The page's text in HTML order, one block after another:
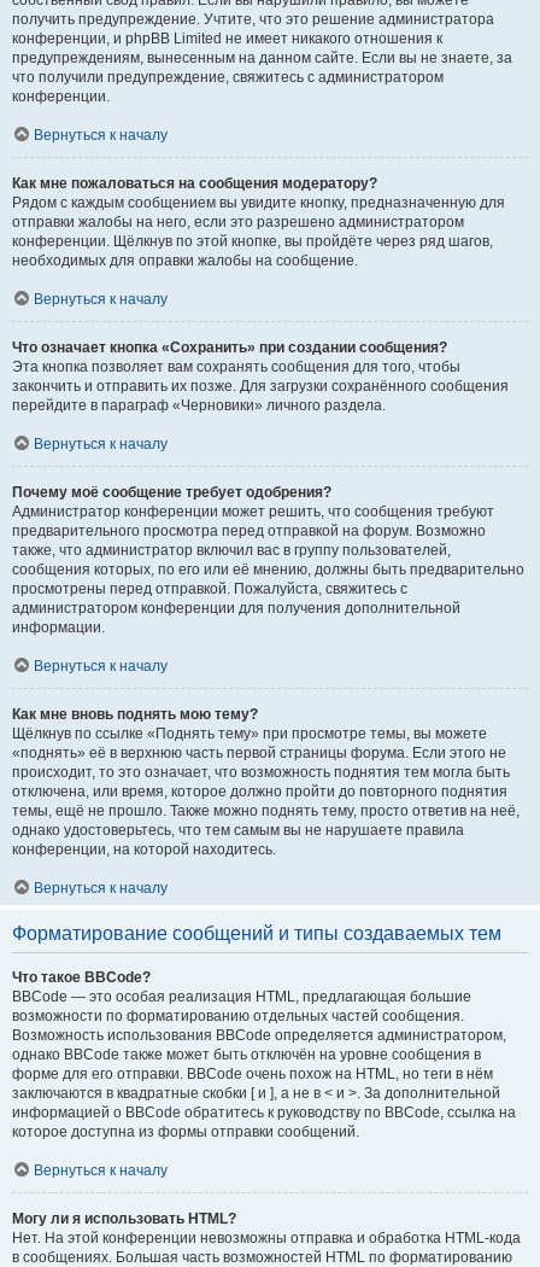
получить предупреждение. Учтите, что это решение администратора
конференции, и phpBB Limited не имеет никакого отношения к
предупреждениям, вынесенным на данном сайте. Если вы не знаете, за
что получили предупреждение, свяжитесь с администратором
конференции.
Вернуться к началу
Как мне пожаловаться на сообщения модератору?
Рядом с каждым сообщением вы увидите кнопку, предназначенную для
отправки жалобы на него, если это разрешено администратором
конференции. Щёлкнув по этой кнопке, вы пройдёте через ряд шагов,
необходимых для оправки жалобы на сообщение.
Вернуться к началу
Что означает кнопка «Сохранить» при создании сообщения?
Эта кнопка позволяет вам сохранять сообщения для того, чтобы
закончить и отправить их позже. Для загрузки сохранённого сообщения
перейдите в параграф «Черновики» личного раздела.
Вернуться к началу
Почему моё сообщение требует одобрения?
Администратор конференции может решить, что сообщения требуют
предварительного просмотра перед отправкой на форум. Возможно
также, что администратор включил вас в группу пользователей,
сообщения которых, по его или её мнению, должны быть предварительно
просмотрены перед отправкой. Пожалуйста, свяжитесь с
администратором конференции для получения дополнительной
информации.
Вернуться к началу
Как мне вновь поднять мою тему?
Щёлкнув по ссылке «Поднять тему» при просмотре темы, вы можете
«поднять» её в верхнюю часть первой страницы форума. Если этого не
происходит, то это означает, что возможность поднятия тем могла быть
отключена, или время, которое должно пройти до повторного поднятия
темы, ещё не прошло. Также можно поднять тему, просто ответив на неё,
однако удостоверьтесь, что тем самым вы не нарушаете правила
конференции, на которой находитесь.
Вернуться к началу
Форматирование сообщений и типы создаваемых тем
Что такое BBCode?
BBCode — это особая реализация HTML, предлагающая большие
возможности по форматированию отдельных частей сообщения.
Возможность использования BBCode определяется администратором,
однако BBCode также может быть отключён на уровне сообщения в
форме для его отправки. BBCode очень похож на HTML, но теги в нём
заключаются в квадратные скобки [ и ], а не в < и >. За дополнительной
информацией о BBCode обратитесь к руководству по BBCode, ссылка на
которое доступна из формы отправки сообщений.
Вернуться к началу
Могу ли я использовать HTML?
Нет. На этой конференции невозможны отправка и обработка HTML-кода
в сообщениях. Большая часть возможностей HTML по форматированию